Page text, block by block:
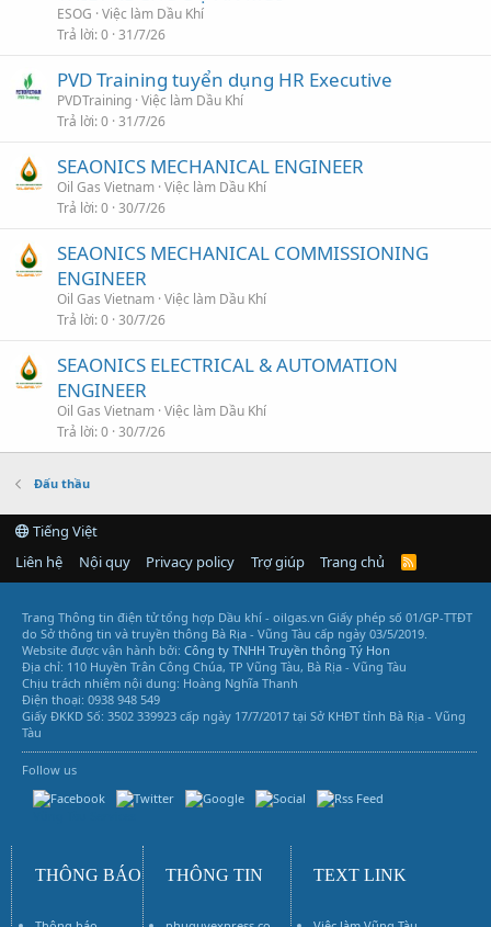
ESOG Việc làm Dầu Khí
Trả lời 0 31/7/26
PVD Training tuyển dụng HR Executive
PVDTraining Việc làm Dầu Khí
Trả lời 0 31/7/26
SEAONICS MECHANICAL ENGINEER
Oil Gas Vietnam Việc làm Dầu Khí
Trả lời 0 30/7/26
SEAONICS MECHANICAL COMMISSIONING
ENGINEER
Oil Gas Vietnam Việc làm Dầu Khí
Trả lời 0 30/7/26
SEAONICS ELECTRICAL & AUTOMATION
ENGINEER
Oil Gas Vietnam Việc làm Dầu Khí
Trả lời 0 30/7/26
Đấu thầu
Tiếng Việt
Liên hệ
Nội quy Privacy policy Trợ giúp Trang chủ
R
Trang Thông tin điện tử tổng hợp Dầu khí - oilgas.vn Giấy phép số 01/GP-TTĐT
do Sở thông tin và truyền thông Bà Rịa - Vũng Tàu cấp ngày 03/5/2019.
Website được vận hành bởi: Công ty TNHH Truyền thông Tý Hon
Địa chỉ: 110 Huyền Trân Công Chúa, TP Vũng Tàu, Bà Rịa - Vũng Tàu
Chịu trách nhiệm nội dung: Hoàng Nghĩa Thanh
Điện thoại: 0938 948 549
Giấy ĐKKD Số: 3502 339923 cấp ngày 17/7/2017 tại Sở KHĐT tỉnh Bà Rịa - Vũng
Tàu
Follow us
THÔNG BÁO THÔNG TIN TEXT LINK